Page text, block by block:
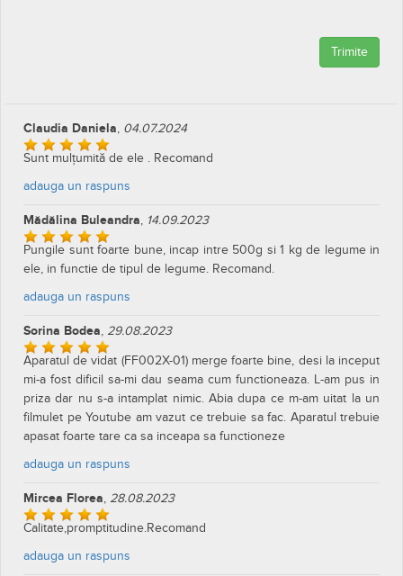
Trimite
Claudia Daniela, 04.07.2024
Sunt mulțumită de ele . Recomand
adauga un raspuns
Mădălina Buleandra, 14.09.2023
Pungile sunt foarte bune, incap intre 500g si 1 kg de legume in
ele, in functie de tipul de legume. Recomand.
adauga un raspuns
Sorina Bodea, 29.08.2023
Aparatul de vidat (FF002X-01) merge foarte bine, desi la inceput
mi-a fost dificil sa-mi dau seama cum functioneaza. L-am pus in
priza dar nu s-a intamplat nimic. Abia dupa ce m-am uitat la un
filmulet pe Youtube am vazut ce trebuie sa fac. Aparatul trebuie
apasat foarte tare ca sa inceapa sa functioneze
adauga un raspuns
Mircea Florea, 28.08.2023
Calitate,promptitudine.Recomand
adauga un raspuns